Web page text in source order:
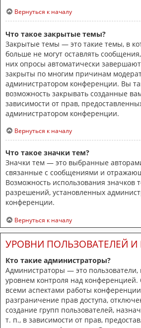
Вернуться к началу
Что такое закрытые темы?
Закрытые темы — это такие темы, в
больше не могут оставлять
них опросы автоматически
закрыты по многим причинам
администратором конференции. Вы
возможность закрывать созданные
зависимости от прав,
администратором конференции.
Вернуться к началу
Что такое значки тем?
Значки тем — это выбранные
связанные с сообщениями и
Возможность использования значков
разрешений, установленных
конференции.
Вернуться к началу
УРОВНИ ПОЛЬЗОВАТЕЛЕЙ И
Кто такие администраторы?
Администраторы — это
уровнем контроля над конференцией.
всеми аспектами работы
разграничение прав доступа,
создание групп пользователей,
т. п., в зависимости от прав,